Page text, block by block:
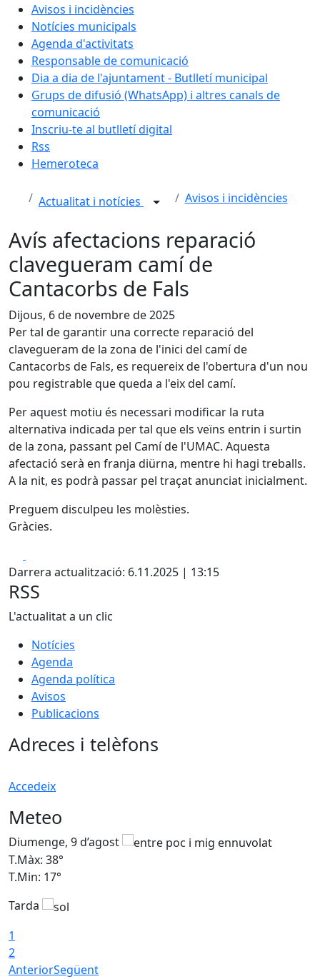
Avisos i incidències
Notícies municipals
Agenda d'activitats
Responsable de comunicació
Dia a dia de l'ajuntament - Butlletí municipal
Grups de difusió (WhatsApp) i altres canals de
comunicació
Inscriu-te al butlletí digital
Rss
Hemeroteca
Actualitat i notícies Avisos i incidències
Avís afectacions reparació
clavegueram camí de
Cantacorbs de Fals
Dijous, 6 de novembre de 2025
Per tal de garantir una correcte reparació del
clavegueram de la zona de l'inici del camí de
Cantacorbs de Fals, es requereix de l'obertura d'un nou
pou registrable que queda a l'eix del camí.
Per aquest motiu és necessari modificar la ruta
alternativa indicada per tal que els veïns entrin i surtin
de la zona, passant pel Camí de l'UMAC. Aquesta
afectació serà en franja diürna, mentre hi hagi treballs.
A la nit, es podrà passar pel traçat anunciat inicialment.
Preguem disculpeu les molèsties.
Gràcies.
Darrera actualització: 6.11.2025 | 13:15
RSS
L'actualitat a un clic
Notícies
Agenda
Agenda política
Avisos
Publicacions
Adreces i telèfons
Accedeix
Meteo
Diumenge, 9 d’agost
T.Màx: 38°
T.Min: 17°
Tarda
1
2
AnteriorSegüent